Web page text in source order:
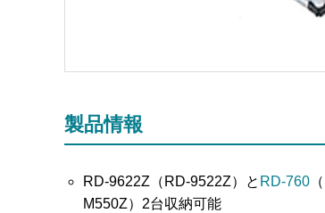
製品情報
RD-9622Z（RD-9522Z）と RD-760（
M550Z）2台収納可能